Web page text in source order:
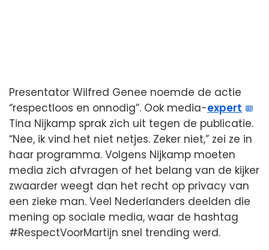
Presentator Wilfred Genee noemde de actie
“respectloos en onnodig”. Ook media-expert
Tina Nijkamp sprak zich uit tegen de publicatie.
“Nee, ik vind het niet netjes. Zeker niet,” zei ze in
haar programma. Volgens Nijkamp moeten
media zich afvragen of het belang van de kijker
zwaarder weegt dan het recht op privacy van
een zieke man. Veel Nederlanders deelden die
mening op sociale media, waar de hashtag
#RespectVoorMartijn snel trending werd.